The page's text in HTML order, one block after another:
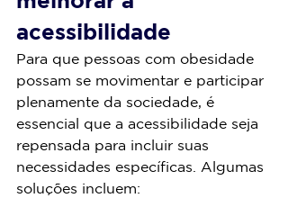
acessibilidade
Para que pessoas com obesidade
possam se movimentar e participar
plenamente da sociedade, é
essencial que a acessibilidade seja
repensada para incluir suas
necessidades específicas. Algumas
soluções incluem: